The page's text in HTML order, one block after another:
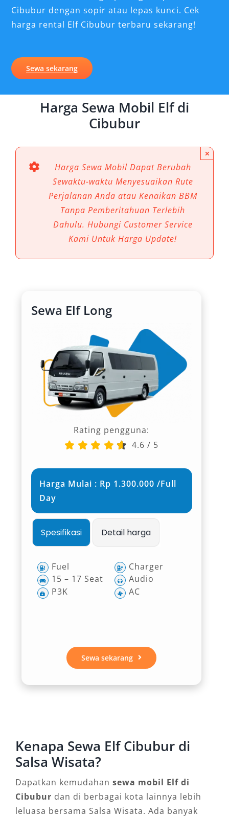
Cibubur dengan sopir atau lepas kunci. Cek
harga rental Elf Cibubur terbaru sekarang!
Sewa sekarang
Harga Sewa Mobil Elf di
Cibubur
Harga Sewa Mobil Dapat Berubah
Sewaktu-waktu Menyesuaikan Rute
Perjalanan Anda atau Kenaikan BBM
Tanpa Pemberitahuan Terlebih
Dahulu. Hubungi Customer Service
Kami Untuk Harga Update!
×
Sewa Elf Long
Rating pengguna:
4.6 / 5
Harga Mulai : Rp 1.300.000 /Full
Day
Spesifikasi Detail harga
Fuel
15 – 17 Seat
P3K
Charger
Audio
AC
Sewa sekarang
Kenapa Sewa Elf Cibubur di
Salsa Wisata?
Dapatkan kemudahan sewa mobil Elf di
Cibubur dan di berbagai kota lainnya lebih
leluasa bersama Salsa Wisata. Ada banyak